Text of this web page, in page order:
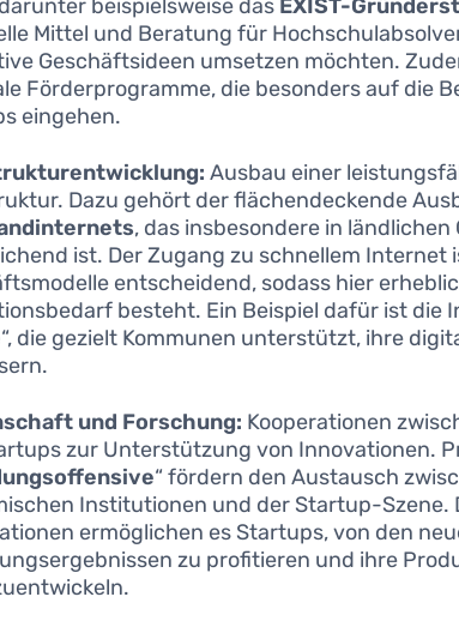
beispielsweise das EXIST-
Mittel und Beratung für
Geschäftsideen umsetzen möchten.
Förderprogramme, die besonders auf die
eingehen.
Ausbau einer
Dazu gehört der flächendeckende
, das insbesondere in
ist. Der Zugang zu schnellem Internet
entscheidend, sodass hier
besteht. Ein Beispiel dafür ist die
“, die gezielt Kommunen unterstützt, ihre
und Forschung: Kooperationen
zur Unterstützung von Innovationen.
“ fördern den Austausch
Institutionen und der Startup-Szene.
ermöglichen es Startups, von den
zu profitieren und ihre